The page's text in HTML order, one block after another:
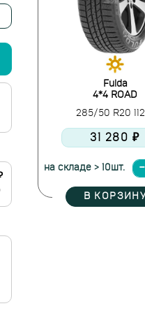
Fulda
4*4 ROAD
285/50 R20
31 280 ₽
на складе > 10шт.
В